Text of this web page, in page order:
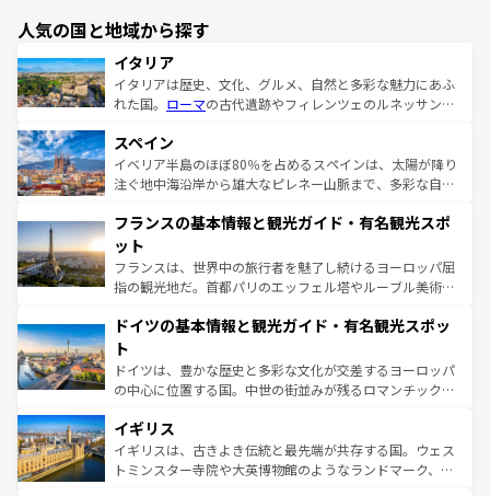
人気の国と地域から探す
イタリア
イタリアは歴史、文化、グルメ、自然と多彩な魅力にあふ
れた国。 ローマの古代遺跡やフィレンツェのルネッサンス
ろん、トスカーナの美しい田園風景やアマルフィ海岸の絶
景など、自然景観も見逃せない。観光の合間には、本場の
ピザやパスタなど、絶品のイタリア料理を堪能することも
ませてくれるイタリアで、忘れられない旅をしてみよう！
なお、新着のイタリア情報は
しい。
スペイン
イベリア半島のほぼ80％を占めるスペインは、太陽が降り
注ぐ地中海沿岸から雄大なピレネー山脈まで、多彩な自然
文化が根付くこの国では、情熱的なフラメンコ、熱気あふ
れる闘牛、そして美味しいタパスが生活の一部となってい
る。首都マドリードの洗練された雰囲気や、バルセロナの
アートに溢れた街角から、地方では古代ローマ遺跡や中世
せる。地方によって風土や気候が異なるスペインはその個
ンテンツ一覧 を参照してほしい。
フランスの基本情報と観光ガイド・有名観光スポ
ット
フランスは、世界中の旅行者を魅了し続けるヨーロッパ屈
指の観光地だ。首都パリのエッフェル塔やルーブル美術館
で、幅広い魅力が詰まっている。華麗な宮殿、歴史的な大
聖堂、美しいビーチ、そして豊かな自然が、訪れる者を心
から魅了する。また、フランスは美食の国としても知ら
れ、フランス料理はユネスコ無形文化遺産にも登録されて
香り高いラベンダー畑など、多彩な楽しみ方が可能だ。さ
らに、パリ以外の地域にも魅力が溢れており、どの街角に
も豊かな歴史と文化が息づいている。パリ以外の個性あふ
ドイツの基本情報と観光ガイド・有名観光スポッ
ト
ドイツは、豊かな歴史と多彩な文化が交差するヨーロッパ
の中心に位置する国。中世の街並みが残るロマンチック街
顔を持つこの国は、どこを歩いても飽きることがない。ベ
ルリンの文化的活気、バイエルン州のアルプスの絶景、そ
してライン川沿いのワイン畑といった風景は必見。ビール
イギリス
イギリスは、古きよき伝統と最先端が共存する国。ウェス
トミンスター寺院や大英博物館のようなランドマーク、歴